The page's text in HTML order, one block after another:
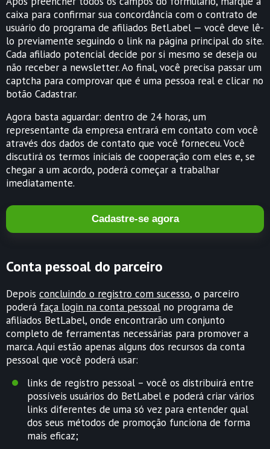
caixa para confirmar sua concordância com o contrato de
usuário do programa de afiliados BetLabel — você deve lê-
lo previamente seguindo o link na página principal do site.
Cada afiliado potencial decide por si mesmo se deseja ou
não receber a newsletter. Ao final, você precisa passar um
captcha para comprovar que é uma pessoa real e clicar no
botão Cadastrar.
Agora basta aguardar: dentro de 24 horas, um
representante da empresa entrará em contato com você
através dos dados de contato que você forneceu. Você
discutirá os termos iniciais de cooperação com eles e, se
chegar a um acordo, poderá começar a trabalhar
imediatamente.
Cadastre-se agora
Conta pessoal do parceiro
Depois concluindo o registro com sucesso, o parceiro
poderá faça login na conta pessoal no programa de
afiliados BetLabel, onde encontrarão um conjunto
completo de ferramentas necessárias para promover a
marca. Aqui estão apenas alguns dos recursos da conta
pessoal que você poderá usar:
links de registro pessoal – você os distribuirá entre
possíveis usuários do BetLabel e poderá criar vários
links diferentes de uma só vez para entender qual
dos seus métodos de promoção funciona de forma
mais eficaz;